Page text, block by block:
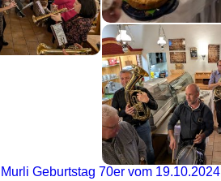
Murli Geburtstag 70er vom 19.10.2024